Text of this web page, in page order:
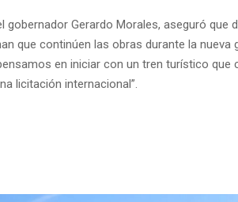
gobernador Gerardo Morales, aseguró que
que continúen las obras durante la nueva
en iniciar con un tren turístico
licitación internacional”.